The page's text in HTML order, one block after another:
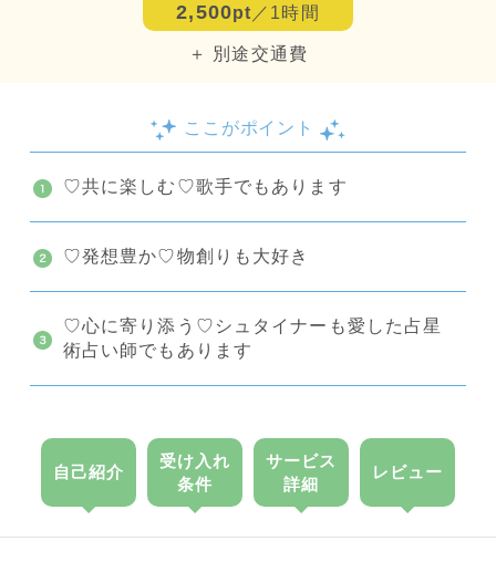
2,500pt ／1時間
＋ 別途交通費
ここがポイント
♡共に楽しむ♡歌手でもあります
♡発想豊か♡物創りも大好き
♡心に寄り添う♡シュタイナーも愛した占星
術占い師でもあります
自己紹介
受け入れ
条件
サービス
詳細
レビュー